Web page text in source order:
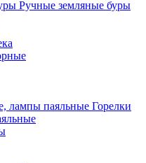
Ручные земляные буры
Горелки